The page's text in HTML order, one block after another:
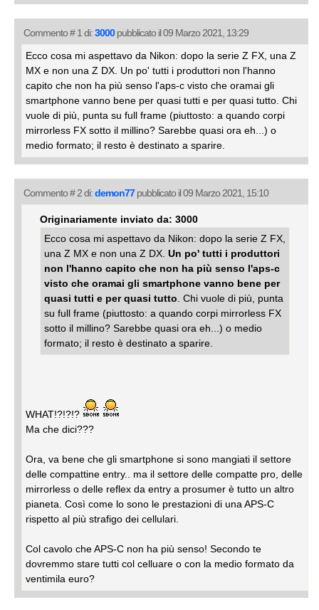
Commento # 1 di:3000pubblicato il 09 Marzo 2021, 13:29
Ecco cosa mi aspettavo da Nikon: dopo la serie Z FX, una Z
MX e non una Z DX. Un po' tutti i produttori non l'hanno
capito che non ha più senso l'aps-c visto che oramai gli
smartphone vanno bene per quasi tutti e per quasi tutto. Chi
vuole di più, punta su full frame (piuttosto: a quando corpi
mirrorless FX sotto il millino? Sarebbe quasi ora eh...) o
medio formato; il resto è destinato a sparire.
Commento # 2 di:demon77pubblicato il 09 Marzo 2021, 15:10
Originariamente inviato da: 3000
Ecco cosa mi aspettavo da Nikon: dopo la serie Z FX,
una Z MX e non una Z DX. Un po' tutti i produttori
non l'hanno capito che non ha più senso l'aps-c
visto che oramai gli smartphone vanno bene per
quasi tutti e per quasi tutto . Chi vuole di più, punta
su full frame (piuttosto: a quando corpi mirrorless FX
sotto il millino? Sarebbe quasi ora eh...) o medio
formato; il resto è destinato a sparire.
WHAT!?!?!?
Ma che dici???
Ora, va bene che gli smartphone si sono mangiati il settore
delle compattine entry.. ma il settore delle compatte pro, delle
mirrorless o delle reflex da entry a prosumer è tutto un altro
pianeta. Così come lo sono le prestazioni di una APS-C
rispetto al più strafigo dei cellulari.
Col cavolo che APS-C non ha più senso! Secondo te
dovremmo stare tutti col celluare o con la medio formato da
ventimila euro?